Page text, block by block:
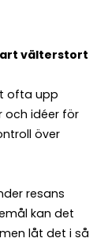
välterstort
ofta upp
och idéer för
över
resans
kan det
låt det i så